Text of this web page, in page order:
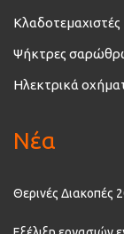
Κλαδοτεμαχιστές
Ψήκτρες
Ηλεκτρικά
Νέα
Θερινές Διακοπές